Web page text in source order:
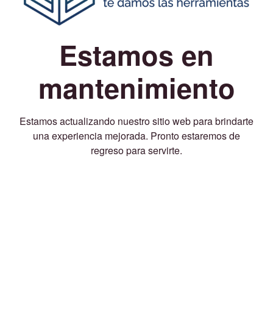
Estamos en
mantenimiento
Estamos actualizando nuestro sitio web para brindarte
una experiencia mejorada. Pronto estaremos de
regreso para servirte.